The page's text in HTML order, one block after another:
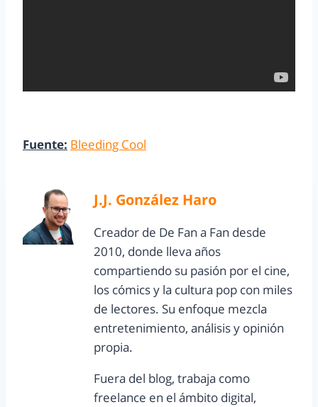
Fuente: Bleeding Cool
J.J. González Haro
Creador de De Fan a Fan desde
2010, donde lleva años
compartiendo su pasión por el cine,
los cómics y la cultura pop con miles
de lectores. Su enfoque mezcla
entretenimiento, análisis y opinión
propia.
Fuera del blog, trabaja como
freelance en el ámbito digital,